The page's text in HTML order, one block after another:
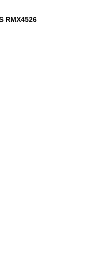
RMX4526